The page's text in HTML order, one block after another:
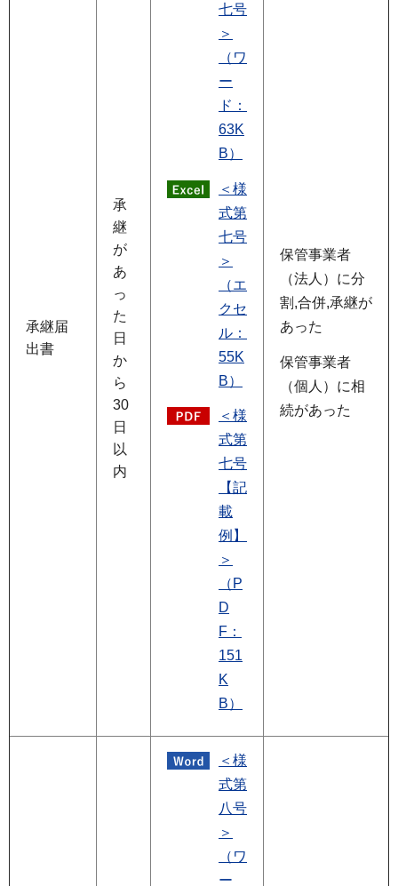
承継届
出書
承
継
が
あ
っ
た
日
か
ら
30
日
以
内
七号
＞
（ワ
ー
ド：
63K
B）
＜様
式第
七号
＞
（エ
クセ
ル：
55K
B）
＜様
式第
七号
【記
載
例】
＞
（P
D
F：
151
K
B）
保管事業者
（法人）に分
割,合併,承継が
あった
保管事業者
（個人）に相
続があった
＜様
式第
八号
＞
（ワ
ー